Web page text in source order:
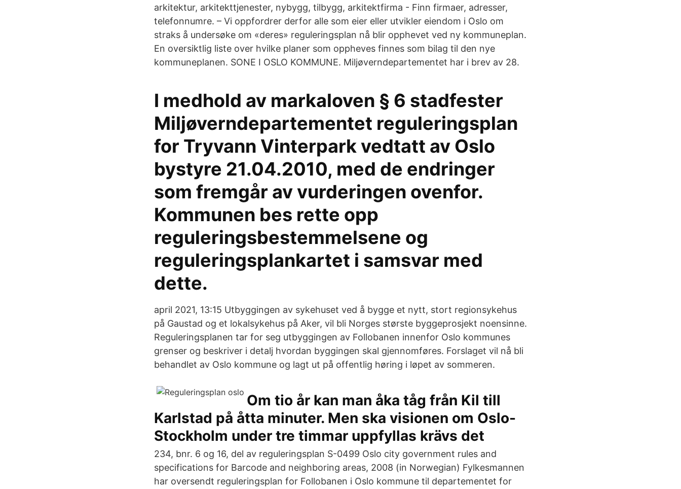
arkitektur, arkitekttjenester, nybygg, tilbygg, arkitektfirma - Finn firmaer, adresser,
telefonnumre. – Vi oppfordrer derfor alle som eier eller utvikler eiendom i Oslo om
straks å undersøke om «deres» reguleringsplan nå blir opphevet ved ny kommuneplan.
En oversiktlig liste over hvilke planer som oppheves finnes som bilag til den nye
kommuneplanen. SONE I OSLO KOMMUNE. Miljøverndepartementet har i brev av 28.
I medhold av markaloven § 6 stadfester
Miljøverndepartementet reguleringsplan
for Tryvann Vinterpark vedtatt av Oslo
bystyre 21.04.2010, med de endringer
som fremgår av vurderingen ovenfor.
Kommunen bes rette opp
reguleringsbestemmelsene og
reguleringsplankartet i samsvar med
dette.
april 2021, 13:15 Utbyggingen av sykehuset ved å bygge et nytt, stort regionsykehus
på Gaustad og et lokalsykehus på Aker, vil bli Norges største byggeprosjekt noensinne.
Reguleringsplanen tar for seg utbyggingen av Follobanen innenfor Oslo kommunes
grenser og beskriver i detalj hvordan byggingen skal gjennomføres. Forslaget vil nå bli
behandlet av Oslo kommune og lagt ut på offentlig høring i løpet av sommeren.
Om tio år kan man åka tåg från Kil till
Karlstad på åtta minuter. Men ska visionen om Oslo-
Stockholm under tre timmar uppfyllas krävs det
234, bnr. 6 og 16, del av reguleringsplan S-0499 Oslo city government rules and
specifications for Barcode and neighboring areas, 2008 (in Norwegian) Fylkesmannen
har oversendt reguleringsplan for Follobanen i Oslo kommune til departementet for